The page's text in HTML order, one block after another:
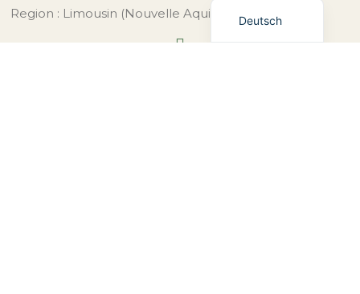
Region : Limousin (Nouvelle Aquitaine)

Deutsch